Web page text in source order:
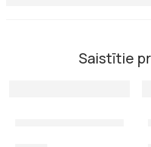
Saistītie